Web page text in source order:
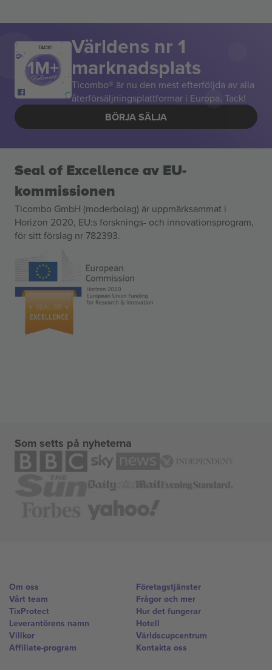
TACK! Världens nr 1
marknadsplats
Ticombo® är nu den mest efterföljda av alla
återförsäljningsplattformar i Europa. Tack!
BÖRJA SÄLJA
Seal of Excellence av EU-
kommissionen
Ticombo GmbH (moderbolag) är uppmärksammat i
Horizon 2020, EU:s forsknings- och innovationsprogram,
för sitt förslag nr 782393.
Som setts på nyheterna
Om oss
Vårt team
TixProtect
Leverantörens namn
Villkor
Affiliate-program
Företagstjänster
Frågor och mer
Hur det fungerar
Hotell
Världscupcentrum
Kontakta oss